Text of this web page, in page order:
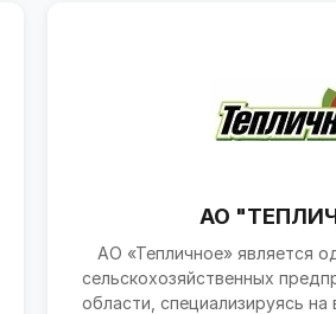
АО
АО «Тепличное» является
сельскохозяйственных
области, специализируясь